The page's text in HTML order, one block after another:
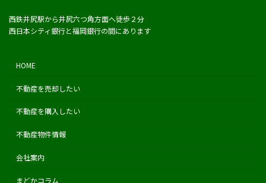
西鉄井尻駅から井尻六つ角方面へ徒歩２分
西日本シティ銀行と福岡銀行の間にあります
HOME
不動産を売却したい
不動産を購入したい
不動産物件情報
会社案内
まどかコラム